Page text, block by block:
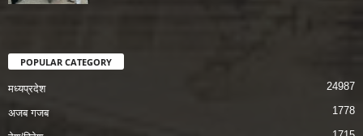
POPULAR CATEGORY
मध्यप्रदेश 24987
अजब गजब 1778